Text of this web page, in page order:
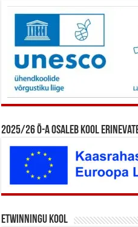
2025/26 õ-a osaleb kool
eTwinningu kool